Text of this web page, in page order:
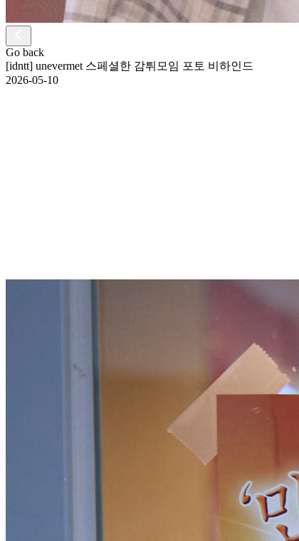
Go back
[idntt] unevermet 스페셜한 감튀모임 포토 비하인드
2026-05-10